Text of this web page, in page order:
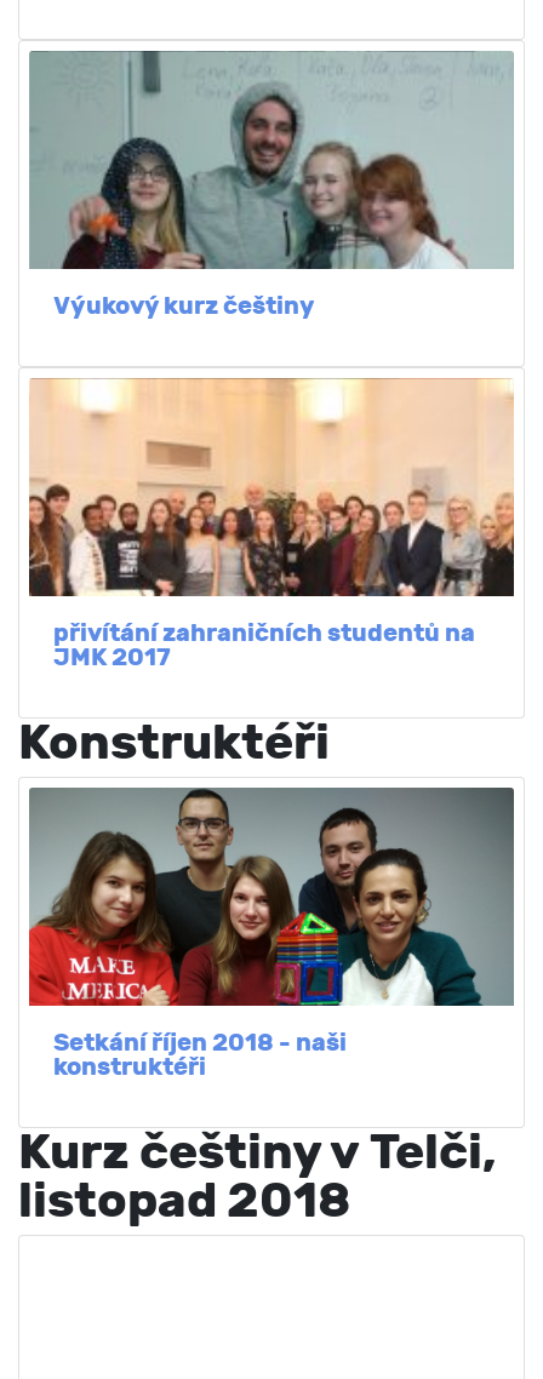
Výukový kurz češtiny
přivítání zahraničních studentů na
JMK 2017
Konstruktéři
Setkání říjen 2018 - naši
konstruktéři
Kurz češtiny v Telči,
listopad 2018